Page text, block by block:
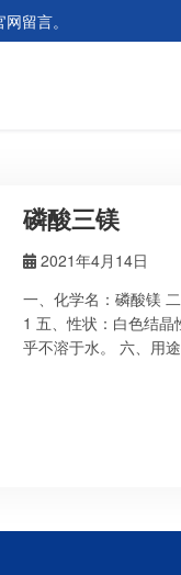
留言。
磷酸三镁
2021年4月14日
一、化学名：磷酸镁
1 五、性状：白色结
乎不溶于水。 六、用